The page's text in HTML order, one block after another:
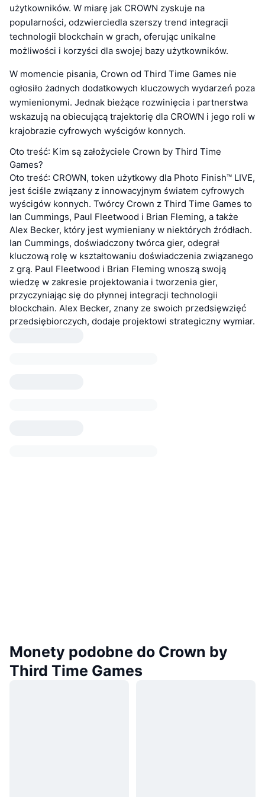
użytkowników. W miarę jak CROWN zyskuje na
popularności, odzwierciedla szerszy trend integracji
technologii blockchain w grach, oferując unikalne
możliwości i korzyści dla swojej bazy użytkowników.
W momencie pisania, Crown od Third Time Games nie
ogłosiło żadnych dodatkowych kluczowych wydarzeń poza
wymienionymi. Jednak bieżące rozwinięcia i partnerstwa
wskazują na obiecującą trajektorię dla CROWN i jego roli w
krajobrazie cyfrowych wyścigów konnych.
Oto treść: Kim są założyciele Crown by Third Time
Games?
Oto treść: CROWN, token użytkowy dla Photo Finish™ LIVE,
jest ściśle związany z innowacyjnym światem cyfrowych
wyścigów konnych. Twórcy Crown z Third Time Games to
Ian Cummings, Paul Fleetwood i Brian Fleming, a także
Alex Becker, który jest wymieniany w niektórych źródłach.
Ian Cummings, doświadczony twórca gier, odegrał
kluczową rolę w kształtowaniu doświadczenia związanego
z grą. Paul Fleetwood i Brian Fleming wnoszą swoją
wiedzę w zakresie projektowania i tworzenia gier,
przyczyniając się do płynnej integracji technologii
blockchain. Alex Becker, znany ze swoich przedsięwzięć
przedsiębiorczych, dodaje projektowi strategiczny wymiar.
Monety podobne do Crown by
Third Time Games